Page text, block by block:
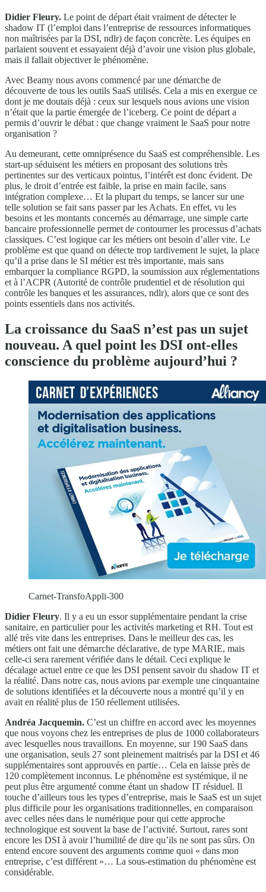
Didier Fleury. Le point de départ était vraiment de détecter le
shadow IT (l’emploi dans l’entreprise de ressources informatiques
non maîtrisées par la DSI, ndlr) de façon concrète. Les équipes en
parlaient souvent et essayaient déjà d’avoir une vision plus globale,
mais il fallait objectiver le phénomène.
Avec Beamy nous avons commencé par une démarche de
découverte de tous les outils SaaS utilisés. Cela a mis en exergue ce
dont je me doutais déjà : ceux sur lesquels nous avions une vision
n’était que la partie émergée de l’iceberg. Ce point de départ a
permis d’ouvrir le débat : que change vraiment le SaaS pour notre
organisation ?
Au demeurant, cette omniprésence du SaaS est compréhensible. Les
start-up séduisent les métiers en proposant des solutions très
pertinentes sur des verticaux pointus, l’intérêt est donc évident. De
plus, le droit d’entrée est faible, la prise en main facile, sans
intégration complexe… Et la plupart du temps, se lancer sur une
telle solution se fait sans passer par les Achats. En effet, vu les
besoins et les montants concernés au démarrage, une simple carte
bancaire professionnelle permet de contourner les processus d’achats
classiques. C’est logique car les métiers ont besoin d’aller vite. Le
problème est que quand on détecte trop tardivement le sujet, la place
qu’il a prise dans le SI métier est très importante, mais sans
embarquer la compliance RGPD, la soumission aux réglementations
et à l’ACPR (Autorité de contrôle prudentiel et de résolution qui
contrôle les banques et les assurances, ndlr), alors que ce sont des
points essentiels dans nos activités.
La croissance du SaaS n’est pas un sujet
nouveau. A quel point les DSI ont-elles
conscience du problème aujourd’hui ?
Carnet-TransfoAppli-300
Didier Fleury. Il y a eu un essor supplémentaire pendant la crise
sanitaire, en particulier pour les activités marketing et RH. Tout est
allé très vite dans les entreprises. Dans le meilleur des cas, les
métiers ont fait une démarche déclarative, de type MARIE, mais
celle-ci sera rarement vérifiée dans le détail. Ceci explique le
décalage actuel entre ce que les DSI pensent savoir du shadow IT et
la réalité. Dans notre cas, nous avions par exemple une cinquantaine
de solutions identifiées et la découverte nous a montré qu’il y en
avait en réalité plus de 150 réellement utilisées.
Andréa Jacquemin. C’est un chiffre en accord avec les moyennes
que nous voyons chez les entreprises de plus de 1000 collaborateurs
avec lesquelles nous travaillons. En moyenne, sur 190 SaaS dans
une organisation, seuls 27 sont pleinement maitrisés par la DSI et 46
supplémentaires sont approuvés en partie… Cela en laisse près de
120 complètement inconnus. Le phénomène est systémique, il ne
peut plus être argumenté comme étant un shadow IT résiduel. Il
touche d’ailleurs tous les types d’entreprise, mais le SaaS est un sujet
plus difficile pour les organisations traditionnelles, en comparaison
avec celles nées dans le numérique pour qui cette approche
technologique est souvent la base de l’activité. Surtout, rares sont
encore les DSI à avoir l’humilité de dire qu’ils ne sont pas sûrs. On
entend encore souvent des arguments comme quoi « dans mon
entreprise, c’est différent »… La sous-estimation du phénomène est
considérable.